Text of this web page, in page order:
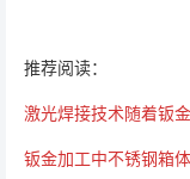
推荐阅读：
激光焊接技术随着钣
钣金加工中不锈钢箱